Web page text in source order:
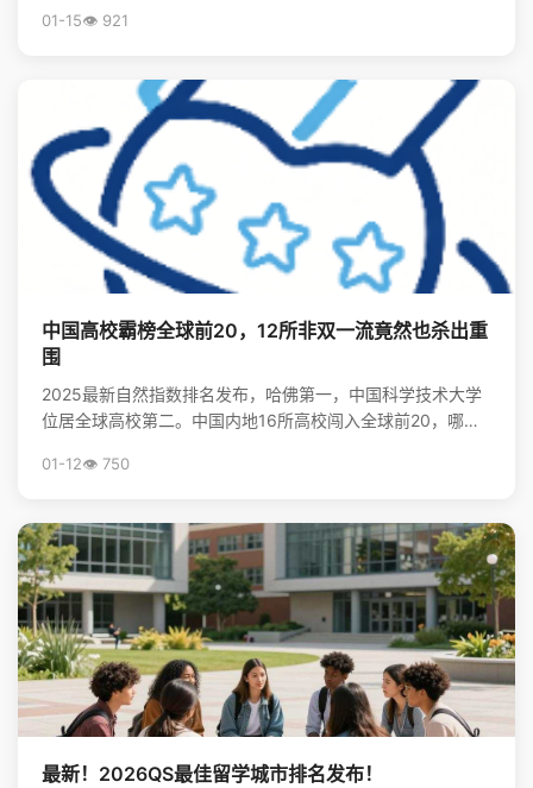
01-15👁️ 921
中国高校霸榜全球前20，12所非双一流竟然也杀出重
围
2025最新自然指数排名发布，哈佛第一，中国科学技术大学
位居全球高校第二。中国内地16所高校闯入全球前20，哪些
01-12👁️ 750
最新！2026QS最佳留学城市排名发布！